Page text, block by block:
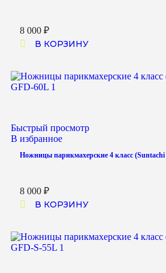
8 000 ₽
В КОРЗИНУ
Быстрый просмотр
В избранное
Ножницы парикмахерские 4 класс
8 000 ₽
В КОРЗИНУ